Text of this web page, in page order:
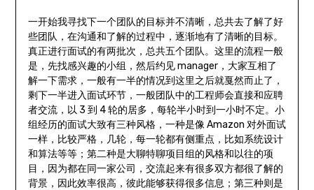
一开始我寻找下一个团队的目标并不清晰，总共去了解了好
些团队，在沟通和了解的过程中，逐渐地有了清晰的目标。
真正进行面试的有两批次，总共五个团队。这里的流程一般
是，先找感兴趣的小组，然后约见 manager，大家互相了
解一下需求，一般有一半的情况到这里之后就戛然而止了，
剩下一半进入面试环节，一般团队中的工程师会直接和应聘
者交流，以 3 到 4 轮的居多，每轮半小时到一小时不定。小
组经历的面试大致有三种风格，一种是像 Amazon 对外面试
一样，比较严格，几轮，每一轮都有侧重点，比如系统设计
和算法等等；第二种是大聊特聊项目组的风格和以往的项
目，因为都在同一家公司，交流起来有很多双方都很了解的
背景，因此效率很高，彼此能够获得很多信息；第三种则是